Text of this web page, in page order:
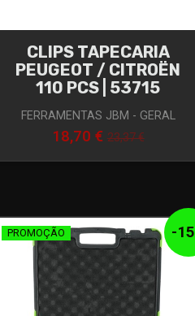
CLIPS TAPECARIA
PEUGEOT / CITROËN
110 PCS | 53715
FERRAMENTAS JBM - GERAL
18,70 € 23,37 €
-15
PROMOÇÃO